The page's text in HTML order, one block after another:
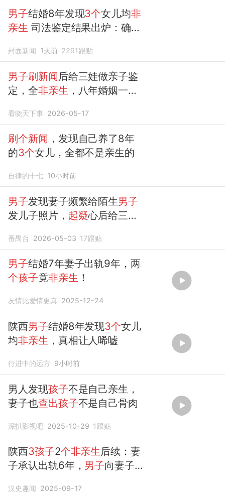
吓坏｜来听新闻
男子结婚8年发现3个女儿均非
亲生 司法鉴定结果出炉：确无
封面新闻 1天前 2291 跟贴
男子刷新闻 后给三娃做亲子鉴
定，全非亲生 ，八年婚姻一场
看晓天下事 2026-05-17
刷个新闻 ，发现自己养了8年
的3个女儿，全都不是亲生的
自律的十七 10小时前
男子发现妻子频繁给陌生男子
发儿子照片， 起疑心后给三个
子非亲生
番禺台 2026-05-03 17跟贴
男子结婚7年妻子出轨9年，两
个孩子竟非亲生 ！
友情比爱情更真 2025-12-24
陕西男子结婚8年发现3个女儿
均非亲生 ，真相让人唏嘘
行进中的远方 9小时前
男人发现孩子不是自己亲生，
妻子也查出孩子不是自己骨肉
深扒影视吧 2025-10-29 1 跟贴
陕西3孩子2个非亲生后续：妻
子承认出轨6年， 男子向妻子
汉史趣闻 2025-09-17